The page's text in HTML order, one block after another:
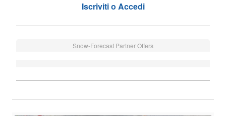
Iscriviti o Accedi
Snow-Forecast Partner Offers